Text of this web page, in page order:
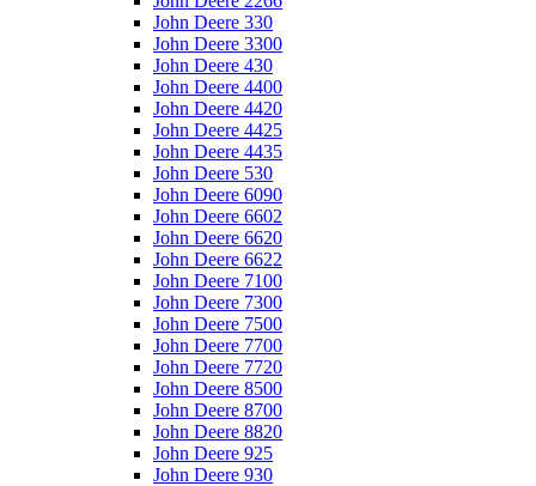
John Deere 330
John Deere 3300
John Deere 430
John Deere 4400
John Deere 4420
John Deere 4425
John Deere 4435
John Deere 530
John Deere 6090
John Deere 6602
John Deere 6620
John Deere 6622
John Deere 7100
John Deere 7300
John Deere 7500
John Deere 7700
John Deere 7720
John Deere 8500
John Deere 8700
John Deere 8820
John Deere 925
John Deere 930